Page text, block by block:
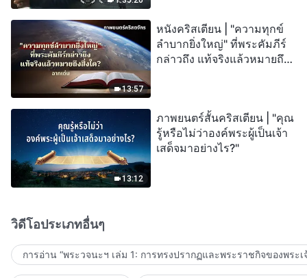
13:57
หนังคริสเตียน | "ความทุกข์
ลำบากยิ่งใหญ่" ที่พระคัมภีร์
กล่าวถึง แท้จริงแล้วหมายถึง
13:12
ภาพยนตร์สั้นคริสเตียน | "คุณ
รู้หรือไม่ว่าองค์พระผู้เป็นเจ้า
เสด็จมาอย่างไร?"
วิดีโอประเภทอื่นๆ
การอ่าน “พระวจนะฯ เล่ม 1: การทรงปรากฏและพระราชกิจของพระเ